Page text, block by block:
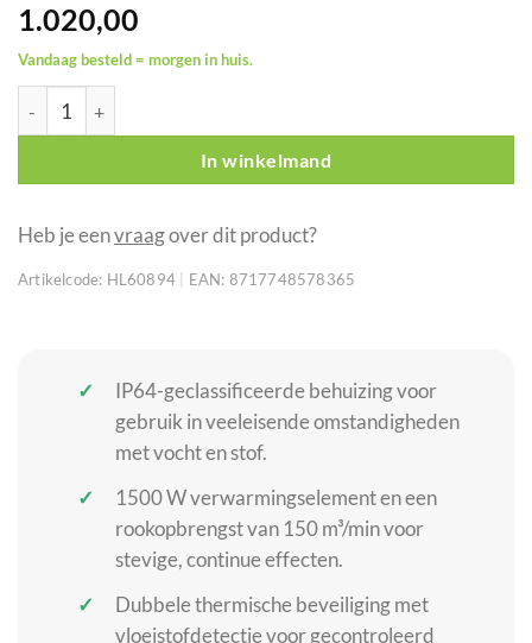
1.020,00
Vandaag besteld = morgen in huis.
ANTARI IP-1600 waterdichte rookmachine IP64 aantal
In winkelmand
Heb je eenvraagover dit product?
Artikelcode: HL60894 EAN: 8717748578365
IP64-geclassificeerde behuizing voor
gebruik in veeleisende omstandigheden
met vocht en stof.
1500 W verwarmingselement en een
rookopbrengst van 150 m³/min voor
stevige, continue effecten.
Dubbele thermische beveiliging met
vloeistofdetectie voor gecontroleerd